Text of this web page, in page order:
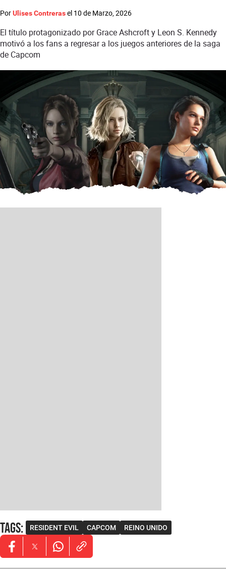
PorUlises Contrerasel 10 de Marzo, 2026
El título protagonizado por Grace Ashcroft y Leon S. Kennedy
motivó a los fans a regresar a los juegos anteriores de la saga
de Capcom
Tags: RESIDENT EVIL CAPCOM REINO UNIDO
Opens in new window
Opens in new window
Opens in new window